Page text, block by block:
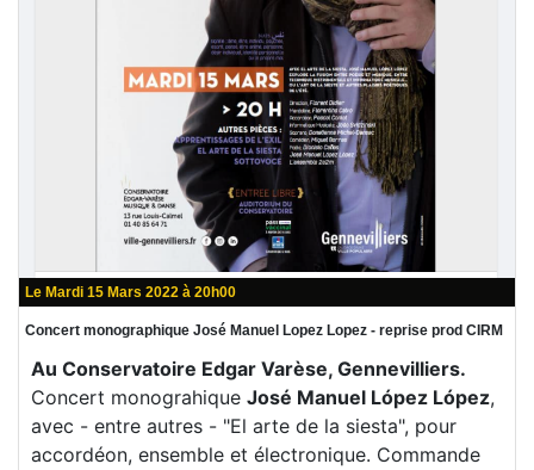
Le Mardi 15 Mars 2022 à 20h00
Concert monographique José Manuel Lopez Lopez - reprise prod CIRM
Au Conservatoire Edgar Varèse, Gennevilliers.
Concert monograhique José Manuel López López,
avec - entre autres - "El arte de la siesta", pour
accordéon, ensemble et électronique. Commande